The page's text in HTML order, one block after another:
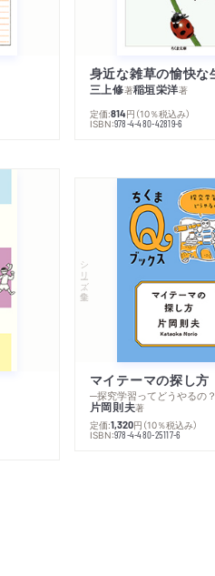
身近な雑草の愉快な
三上修著稲垣栄洋著
定価:814円 （10％税込み）
ISBN:978-4-480-42819-6
シリーズ・全集
マイテーマの探し方
─探究学習ってどうやるの？
片岡則夫著
定価:1,320円 （10％税込み）
ISBN:978-4-480-25117-6